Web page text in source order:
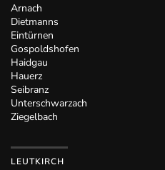
Arnach
Dietmanns
Eintürnen
Gospoldshofen
Haidgau
Hauerz
Seibranz
Unterschwarzach
Ziegelbach
LEUTKIRCH